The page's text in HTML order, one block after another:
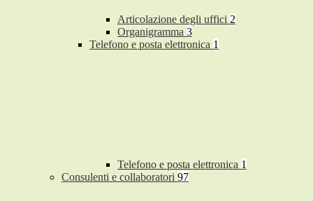
Articolazione degli uffici 2
Organigramma 3
Telefono e posta elettronica 1
Telefono e posta elettronica 1
Consulenti e collaboratori 97